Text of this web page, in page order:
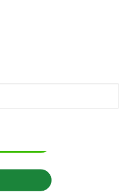
desiderata e la